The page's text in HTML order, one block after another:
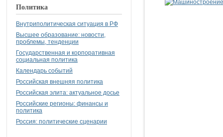
Политика
Внутриполитическая ситуация в РФ
Высшее образование: новости,
проблемы, тенденции
Государственная и корпоративная
социальная политика
Календарь событий
Российская внешняя политика
Российская элита: актуальное досье
Российские регионы: финансы и
политика
Россия: политические сценарии